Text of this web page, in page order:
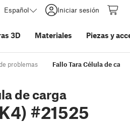
Español Iniciar sesión
3D Materiales Piezas y
problemas Fallo Tara Célula de
de carga
#21525